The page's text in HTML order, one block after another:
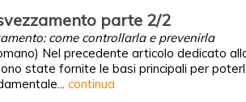
parte 2/2
come controllarla e prevenirla
Nel precedente articolo dedicato
state fornite le basi principali per
continua